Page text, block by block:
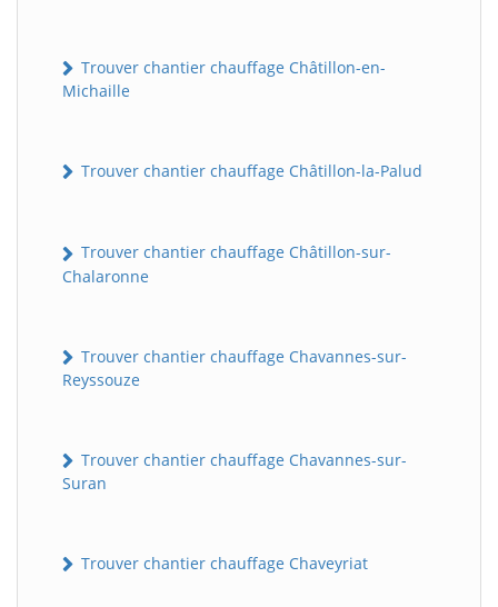
Trouver chantier chauffage Châtillon-en-
Michaille
Trouver chantier chauffage Châtillon-la-Palud
Trouver chantier chauffage Châtillon-sur-
Chalaronne
Trouver chantier chauffage Chavannes-sur-
Reyssouze
Trouver chantier chauffage Chavannes-sur-
Suran
Trouver chantier chauffage Chaveyriat
BatiWebPro